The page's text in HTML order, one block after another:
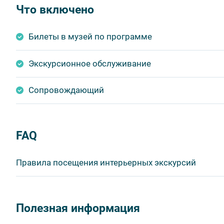
Что включено
Билеты в музей по программе
Экскурсионное обслуживание
Сопровождающий
FAQ
Правила посещения интерьерных экскурсий
соблюдение которых сделает ваш отдых приятным,
Полезная информация